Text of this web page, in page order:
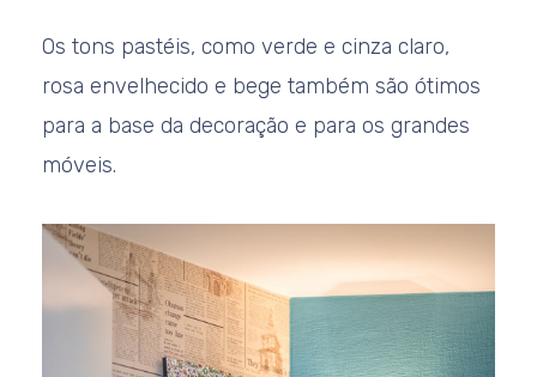
Os tons pastéis, como verde e cinza claro,
rosa envelhecido e bege também são ótimos
para a base da decoração e para os grandes
móveis.